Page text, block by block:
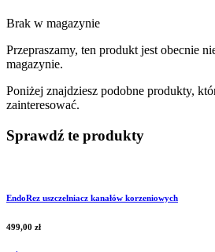
Brak w magazynie
Przepraszamy, ten produkt jest obecnie
magazynie.
Poniżej znajdziesz podobne produkty,
zainteresować.
Sprawdź te produkty
EndoRez uszczelniacz kanałów korzeniowych
499,00 zł